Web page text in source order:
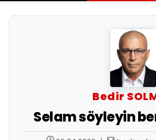
Bedir
Selam söyleyin